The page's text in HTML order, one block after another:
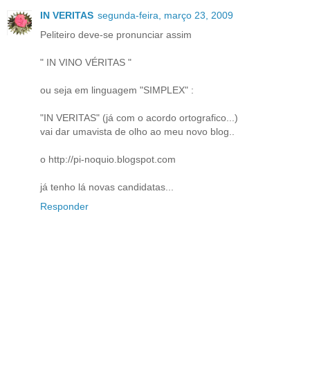
IN VERITAS segunda-feira, março 23, 2009
Peliteiro deve-se pronunciar assim
" IN VINO VÉRITAS "
ou seja em linguagem "SIMPLEX" :
"IN VERITAS" (já com o acordo ortografico...)
vai dar umavista de olho ao meu novo blog..
o http://pi-noquio.blogspot.com
já tenho lá novas candidatas...
Responder